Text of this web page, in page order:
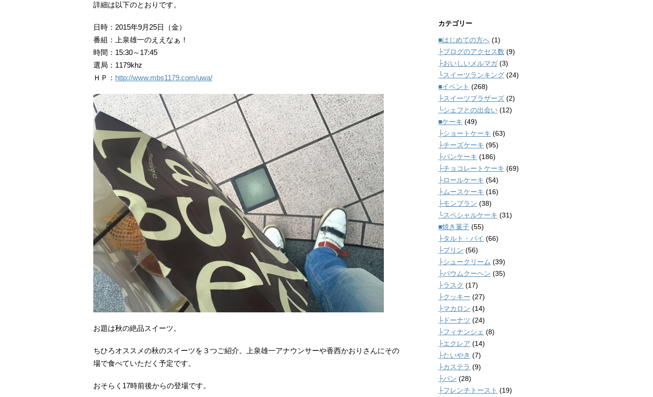
詳細は以下のとおりです。
日時：2015年9月25日（金）
番組：上泉雄一のええなぁ！
時間：15:30～17:45
選局：1179khz
ＨＰ： http://www.mbs1179.com/uwa/
お題は秋の絶品スイーツ。
ちひろオススメの秋のスイーツを３つご紹介。上泉雄一アナウンサーや香西かおりさんにその
場で食べていただく予定です。
おそらく17時前後からの登場です。
カテゴリー
■はじめての方へ (1)
├ブログのアクセス数 (9)
├おいしいメルマガ(3)
└スイーツランキング (24)
■イベント (268)
├スイーツブラザーズ (2)
└シェフとの出会い (12)
■ケーキ (49)
├ショートケーキ (63)
├チーズケーキ (95)
├パンケーキ (186)
├チョコレートケーキ (69)
├ロールケーキ (54)
├ムースケーキ (16)
├モンブラン (38)
└スペシャルケーキ (31)
■焼き菓子 (55)
├タルト・パイ (66)
├プリン (56)
├シュークリーム (39)
├バウムクーヘン (35)
├ラスク (17)
├クッキー (27)
├マカロン (14)
├ドーナツ (24)
├フィナンシェ (8)
├エクレア (14)
├たいやき (7)
├カステラ (9)
├パン (28)
├フレンチトースト (19)